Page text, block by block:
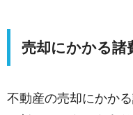
売却にかかる諸
不動産の売却にかか